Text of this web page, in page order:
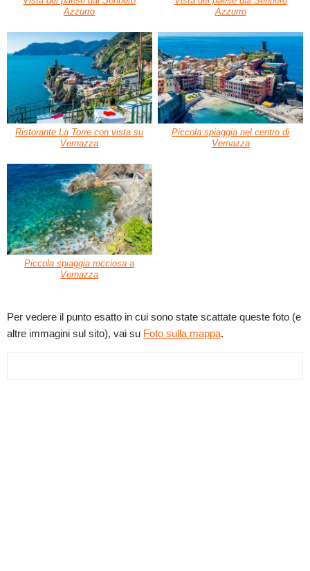
Azzurro
Azzurro
Ristorante La Torre con vista su
Vernazza
Piccola spiaggia nel centro di
Vernazza
Piccola spiaggia rocciosa a
Vernazza
Per vedere il punto esatto in cui sono state scattate queste foto (e
altre immagini sul sito), vai su Foto sulla mappa.